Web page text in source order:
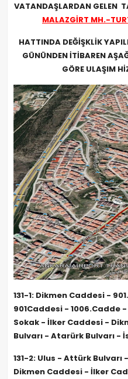
VATANDAŞLARDAN GELEN
MALAZGİRT MH.-
HATTINDA DEĞİŞKLİK
GÜNÜNDEN İTİBAREN
GÖRE ULAŞIM
131-1: Dikmen Caddesi -
901Caddesi - 1006.Cadde
Sokak - İlker Caddesi -
Bulvarı - Atarürk Bulvarı -
131-2: Ulus - Attürk Bulvarı
Dikmen Caddesi - İlker